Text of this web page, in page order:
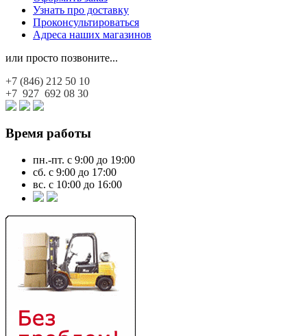
Узнать про доставку
Проконсультироваться
Адреса наших магазинов
или просто позвоните...
+7 (846) 212 50 10
+7 927 692 08 30
Время работы
пн.-пт. с 9:00 до 19:00
сб. с 9:00 до 17:00
вс. с 10:00 до 16:00